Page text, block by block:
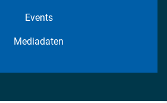
Events
Mediadaten